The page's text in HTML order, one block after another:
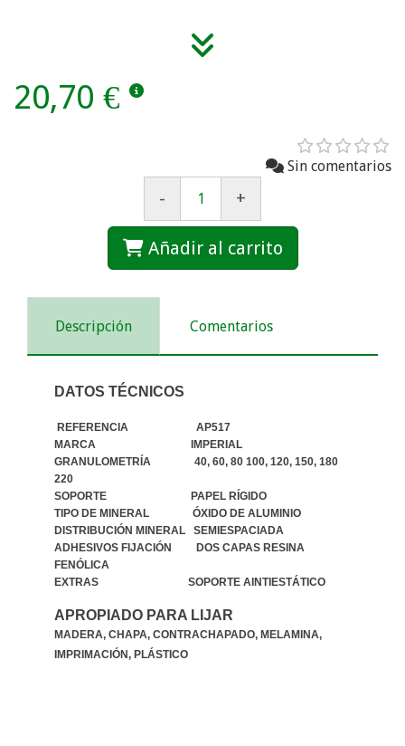
20,70 €
Sin comentarios
- +
Añadir al carrito
Descripción Comentarios
DATOS TÉCNICOS
REFERENCIA AP517
MARCA IMPERIAL
GRANULOMETRÍA 40, 60, 80 100, 120, 150, 180
220
SOPORTE PAPEL RÍGIDO
TIPO DE MINERAL ÓXIDO DE ALUMINIO
DISTRIBUCIÓN MINERAL SEMIESPACIADA
ADHESIVOS FIJACIÓN DOS CAPAS RESINA
FENÓLICA
EXTRAS SOPORTE AINTIESTÁTICO
APROPIADO PARA LIJAR
MADERA, CHAPA, CONTRACHAPADO, MELAMINA,
IMPRIMACIÓN, PLÁSTICO